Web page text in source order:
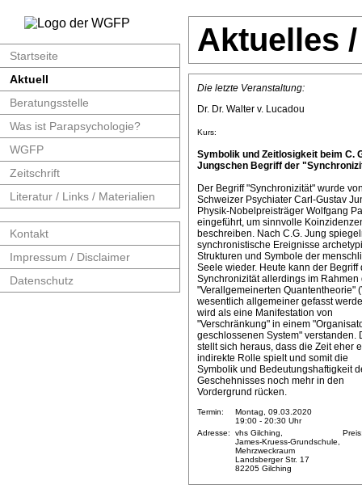
Startseite
Aktuell
Beratungsstelle
Was ist Parapsychologie?
WGFP
Zeitschrift
Literatur / Links / Materialien
Kontakt
Impressum / Disclaimer
Datenschutz
Aktuelles
Die letzte Veranstaltung:
Dr. Dr. Walter v. Lucadou
Kurs:
Symbolik und Zeitlosigkeit beim C.
Jungschen Begriff der
Der Begriff "Synchronizität" wurde
Schweizer Psychiater Carl-Gustav
Physik-Nobelpreisträger Wolfgang
eingeführt, um sinnvolle
beschreiben. Nach C.G. Jung
synchronistische Ereignisse
Strukturen und Symbole der
Seele wieder. Heute kann der Begriff
Synchronizität allerdings im Rahmen
"Verallgemeinerten Quantentheorie"
wesentlich allgemeiner gefasst
wird als eine Manifestation von
"Verschränkung" in einem
geschlossenen System" verstanden.
stellt sich heraus, dass die Zeit eher
indirekte Rolle spielt und somit die
Symbolik und Bedeutungshaftigkeit
Geschehnisses noch mehr in den
Vordergrund rücken.
Termin:
Montag, 09.03.2020
19:00 - 20:30 Uhr
Adresse:
vhs Gilching,
James-Kruess-Grundschule,
Mehrzweckraum
Landsberger Str. 17
82205 Gilching